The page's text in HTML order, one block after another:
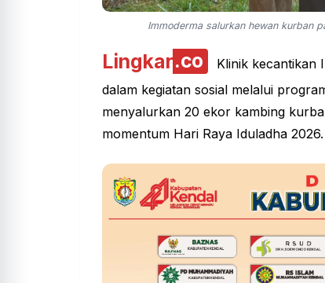
Immoderma salurkan hewan kurban
Lingkar.co
Klinik kecantikan
dalam kegiatan sosial melalui
menyalurkan 20 ekor kambing
momentum Hari Raya Iduladha 2026.